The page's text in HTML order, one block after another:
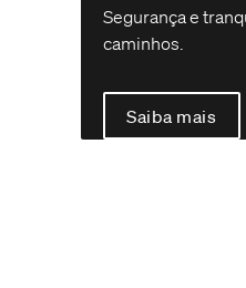
Segurança e
caminhos.
Saiba mais